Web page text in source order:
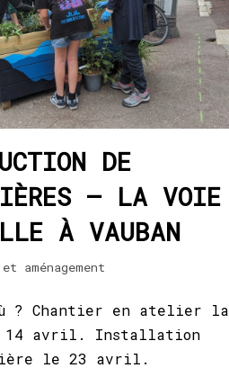
DE
– LA VOIE
À VAUBAN
aménagement
? Chantier en atelier la
14 avril. Installation
le 23 avril.